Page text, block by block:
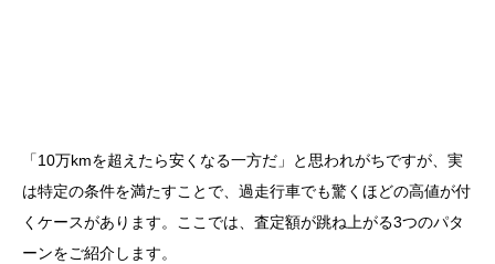
「10万kmを超えたら安くなる一方だ」と思われがちですが、実
は特定の条件を満たすことで、過走行車でも驚くほどの高値が付
くケースがあります。ここでは、査定額が跳ね上がる3つのパタ
ーンをご紹介します。